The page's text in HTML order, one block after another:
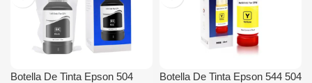
Botella De Tinta Epson 504
Botella De Tinta Epson 544 504